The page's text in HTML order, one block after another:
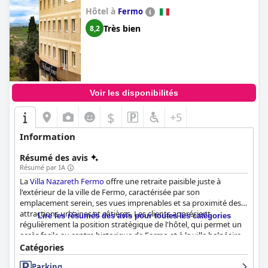
Hôtel à Fermo
8,2 Très bien
Voir les disponibilités
$ +5
Information
Résumé des avis
Résumé par IA
LaVilla Nazareth Fermooffre une retraite paisible juste à
l'extérieur de la ville de Fermo, caractérisée par son
emplacement serein, ses vues imprenables et sa proximité des
attractions urbaines et côtières. Les clients apprécient
régulièrement la position stratégique de l'hôtel, qui permet un
accès facile au centre historique de Fermo et à la ville balnéaire
de Porto San Giorgio. La villa elle-même est décrite comme
élégante, spacieuse et d'une propreté impeccable, de
Lire les résumés des avis pour toutes les catégories
Catégories